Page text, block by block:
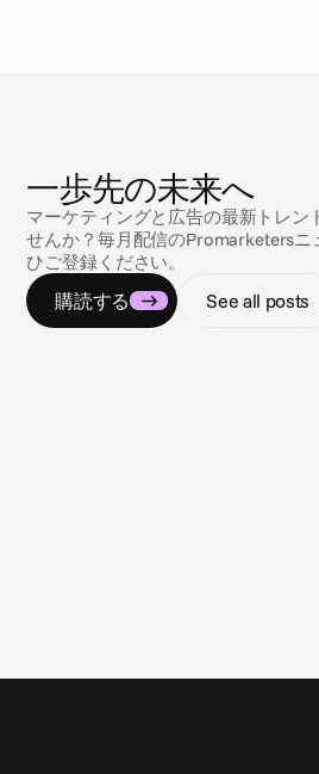
ュース
一歩先の未来へ
マーケティングと広告の最新トレン
せんか？毎月配信のPromarketersニ
ひご登録ください。
購読する See all posts